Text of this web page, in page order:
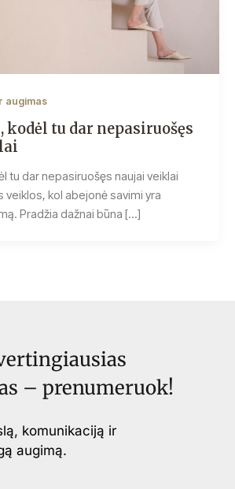
augimas
kodėl tu dar nepasiruošęs
tu dar nepasiruošęs naujai veiklai
veiklos, kol abejonė savimi yra
Pradžia dažnai būna […]
– prenumeruok!
komunikaciją ir
augimą.